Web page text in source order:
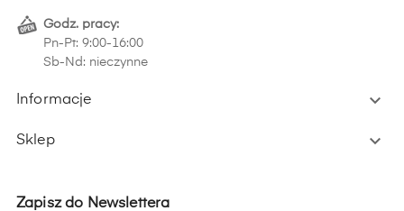
Godz. pracy:
Pn-Pt: 9:00-16:00
Sb-Nd: nieczynne
Informacje 
Sklep 
Zapisz do Newslettera